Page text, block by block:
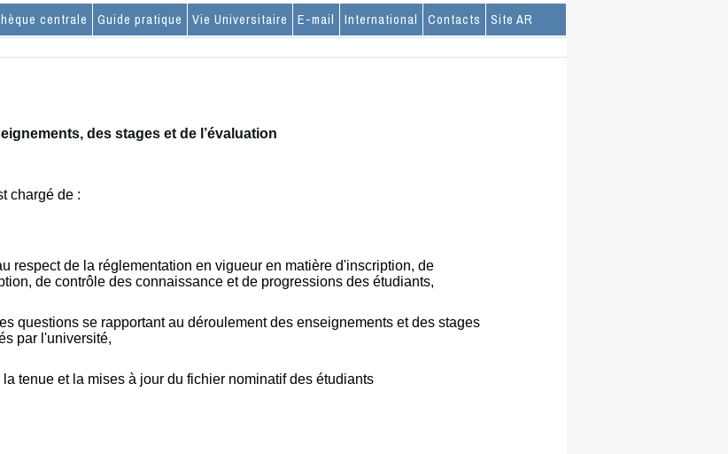
centrale Guide pratique Vie Universitaire E-mail International Contacts Site AR
des stages et de l’évaluation
chargé de :
respect de la réglementation en vigueur en matière d'inscription, de
de contrôle des connaissance et de progressions des étudiants,
questions se rapportant au déroulement des enseignements et des stages
par l'université,
la tenue et la mises à jour du fichier nominatif des étudiants